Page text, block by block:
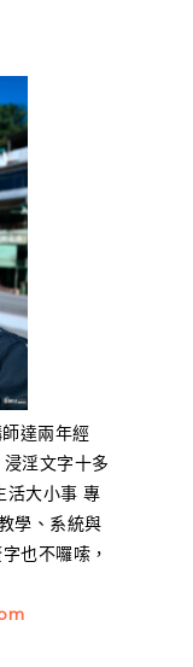
達兩年經
淫文字十多
活大小事 專
學、系統與
也不囉嗦，